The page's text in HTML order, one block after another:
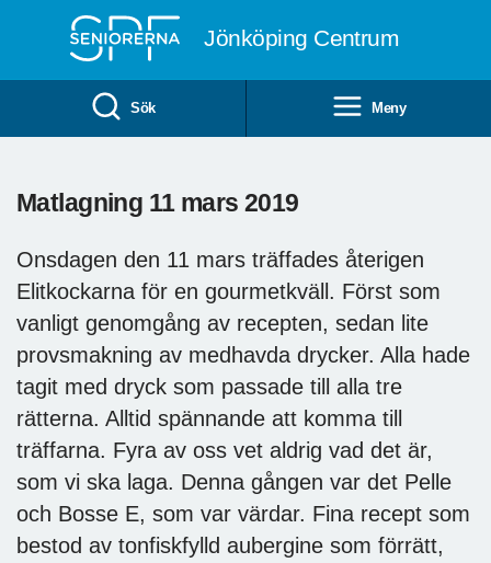
Jönköping Centrum
Sök Meny
Matlagning 11 mars 2019
Onsdagen den 11 mars träffades återigen
Elitkockarna för en gourmetkväll. Först som
vanligt genomgång av recepten, sedan lite
provsmakning av medhavda drycker. Alla hade
tagit med dryck som passade till alla tre
rätterna. Alltid spännande att komma till
träffarna. Fyra av oss vet aldrig vad det är,
som vi ska laga. Denna gången var det Pelle
och Bosse E, som var värdar. Fina recept som
bestod av tonfiskfylld aubergine som förrätt,